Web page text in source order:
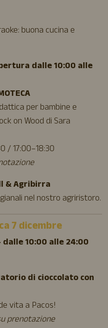
buona cucina e
dalle 10:00 alle
per bambine e
on Wood di Sara
/ 17:00–18:30
& Agribirra
nel nostro agriristoro.
7 dicembre
10:00 alle 24:00
di cioccolato con
vita a Pacos!
prenotazione